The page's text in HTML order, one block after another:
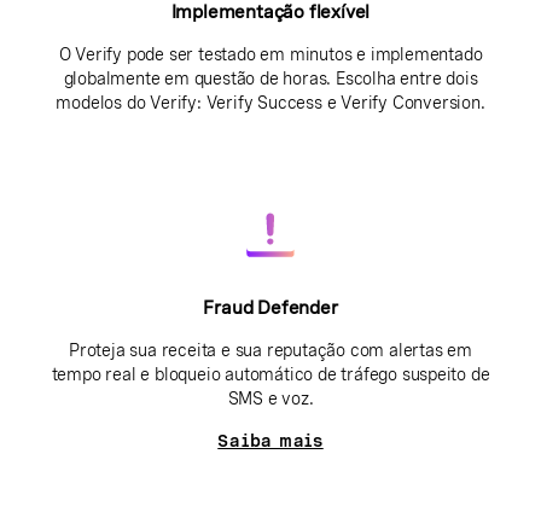
Implementação flexível
O Verify pode ser testado em minutos e implementado
globalmente em questão de horas. Escolha entre dois
modelos do Verify: Verify Success e Verify Conversion.
Fraud Defender
Proteja sua receita e sua reputação com alertas em
tempo real e bloqueio automático de tráfego suspeito de
SMS e voz.
Saiba mais